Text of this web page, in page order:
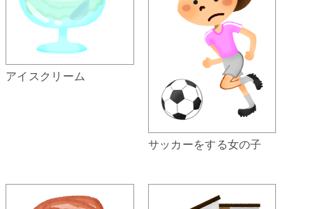
アイスクリーム
サッカーをする女の子